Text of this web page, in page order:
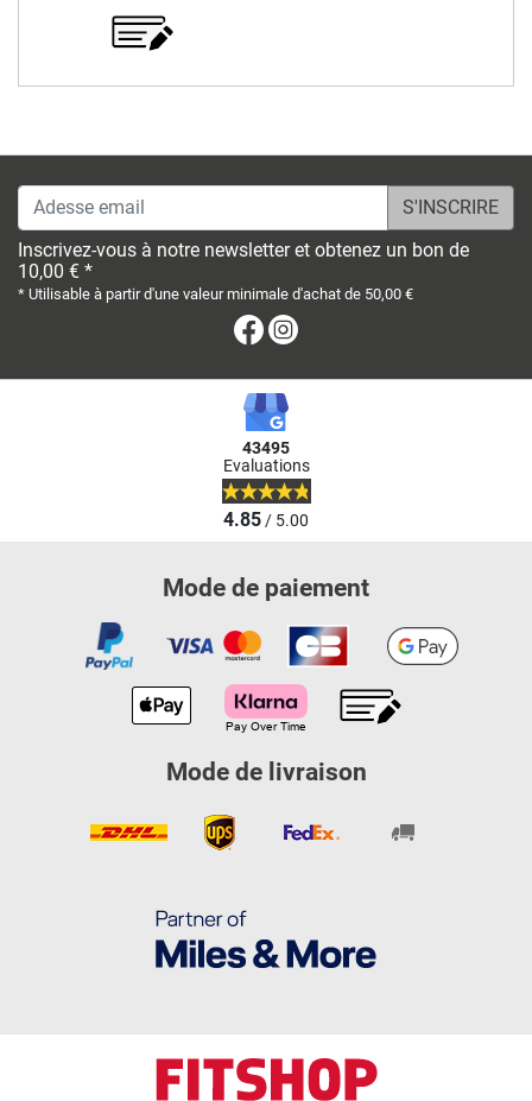
Adesse email
Inscrivez-vous à notre newsletter et obtenez un bon de
10,00 € *
* Utilisable à partir d'une valeur minimale d'achat de 50,00 €
Facebook
43495
Evaluations
4.85/ 5.00
Mode de paiement
Mode de livraison